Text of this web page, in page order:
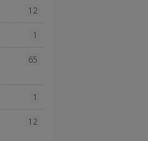
12
1
65
1
12